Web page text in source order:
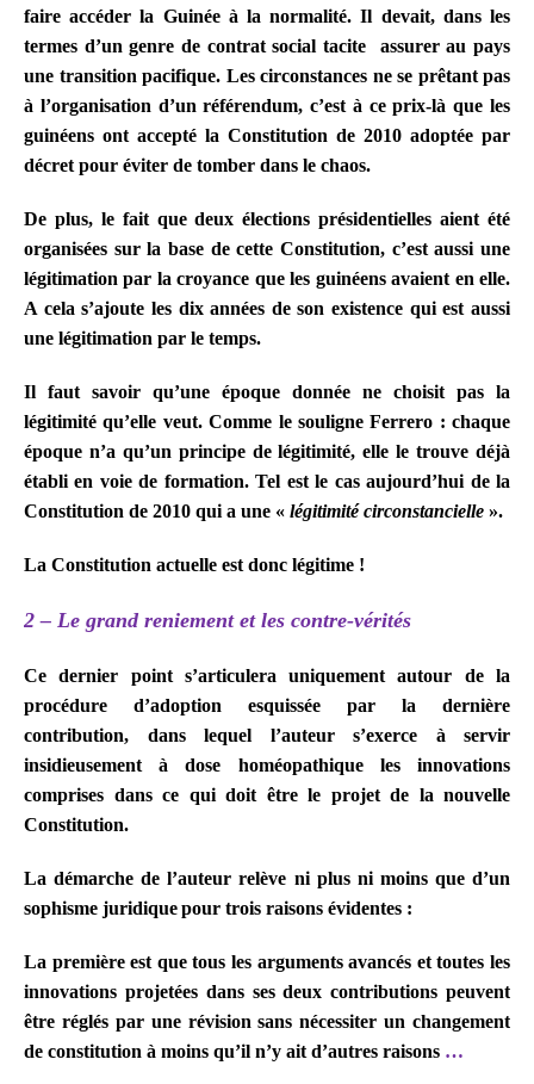
faire accéder la Guinée à la normalité. Il devait, dans les
termes d’un genre de contrat social tacite assurer au pays
une transition pacifique. Les circonstances ne se prêtant pas
à l’organisation d’un référendum, c’est à ce prix-là que les
guinéens ont accepté la Constitution de 2010 adoptée par
décret pour éviter de tomber dans le chaos.
De plus, le fait que deux élections présidentielles aient été
organisées sur la base de cette Constitution, c’est aussi une
légitimation par la croyance que les guinéens avaient en elle.
A cela s’ajoute les dix années de son existence qui est aussi
une légitimation par le temps.
Il faut savoir qu’une époque donnée ne choisit pas la
légitimité qu’elle veut. Comme le souligne Ferrero : chaque
époque n’a qu’un principe de légitimité, elle le trouve déjà
établi en voie de formation. Tel est le cas aujourd’hui de la
Constitution de 2010 qui a une « légitimité circonstancielle ».
La Constitution actuelle est donc légitime !
2 – Le grand reniement et les contre-vérités
Ce dernier point s’articulera uniquement autour de la
procédure d’adoption esquissée par la dernière
contribution, dans lequel l’auteur s’exerce à servir
insidieusement à dose homéopathique les innovations
comprises dans ce qui doit être le projet de la nouvelle
Constitution.
La démarche de l’auteur relève ni plus ni moins que d’un
sophisme juridiquepour trois raisons évidentes :
La première est que tous les arguments avancés et toutes les
innovations projetées dans ses deux contributions peuvent
être réglés par une révision sans nécessiter un changement
de constitution à moins qu’il n’y ait d’autres raisons …